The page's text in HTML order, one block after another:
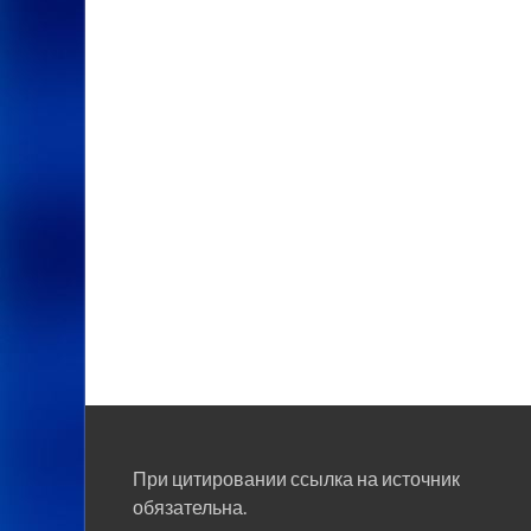
При цитировании ссылка на источник
обязательна.